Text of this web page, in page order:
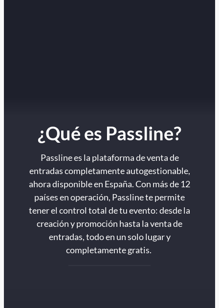
¿Qué es Passline?
Passline es la plataforma de venta de
entradas completamente autogestionable,
ahora disponible en España. Con más de 12
países en operación, Passline te permite
tener el control total de tu evento: desde la
creación y promoción hasta la venta de
entradas, todo en un solo lugar y
completamente gratis.